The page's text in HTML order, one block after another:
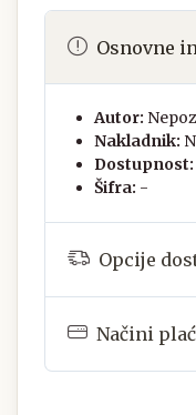
Osnovne
Autor:
Nakladnik:
Dostupnost:
Šifra: -
Opcije
Načini